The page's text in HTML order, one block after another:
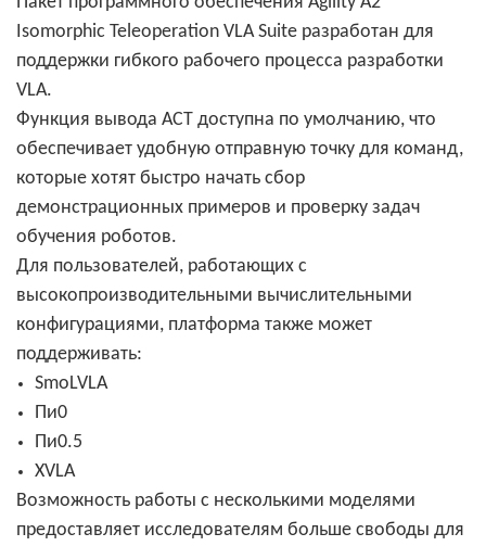
Isomorphic Teleoperation VLA Suite разработан для
поддержки гибкого рабочего процесса разработки
VLA.
Функция вывода ACT доступна по умолчанию, что
обеспечивает удобную отправную точку для команд,
которые хотят быстро начать сбор
демонстрационных примеров и проверку задач
обучения роботов.
Для пользователей, работающих с
высокопроизводительными вычислительными
конфигурациями, платформа также может
поддерживать:
SmoLVLA
Пи0
Пи0.5
XVLA
Возможность работы с несколькими моделями
предоставляет исследователям больше свободы для